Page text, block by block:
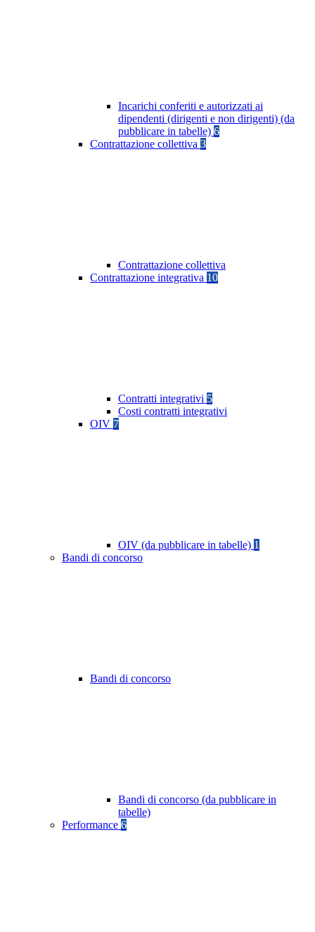
Incarichi conferiti e autorizzati ai
dipendenti (dirigenti e non dirigenti) (da
pubblicare in tabelle) 6
Contrattazione collettiva 3
Contrattazione collettiva
Contrattazione integrativa 10
Contratti integrativi 5
Costi contratti integrativi
OIV 7
OIV (da pubblicare in tabelle) 1
Bandi di concorso
Bandi di concorso
Bandi di concorso (da pubblicare in
tabelle)
Performance 6